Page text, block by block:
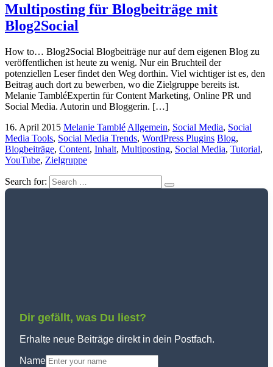
Multiposting für Blogbeiträge mit
Blog2Social
How to… Blog2Social Blogbeiträge nur auf dem eigenen Blog zu
veröffentlichen ist heute zu wenig. Nur ein Bruchteil der
potenziellen Leser findet den Weg dorthin. Viel wichtiger ist es, den
Beitrag auch dort zu bewerben, wo die Zielgruppe bereits ist.
Melanie TambléExpertin für Content Marketing, Online PR und
Social Media. Autorin und Bloggerin. […]
16. April 2015 Melanie Tamblé Allgemein, Social Media, Social
Media Tools, Social Media Trends, WordPress Plugins Blog,
Blogbeiträge, Content, Inhalt, Multiposting, Social Media, Tutorial,
YouTube, Zielgruppe
Search for:
Dir gefällt, was Du liest?
Erhalte neue Beiträge direkt in dein Postfach.
Name